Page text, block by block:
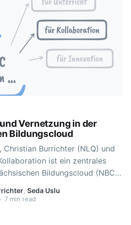
oder beim Anlegen von
Vernetzung in der
Bildungscloud
Christian Burrichter (NLQ) und
Bildungscloud (NBC).
Studien zeigen auf, dass
Lehr-Lern-
, Seda Uslu
7 min read